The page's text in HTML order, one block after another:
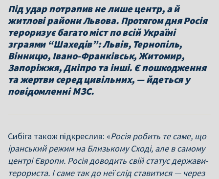
Під удар потрапив не лише центр, а й
житлові райони Львова. Протягом дня Росія
тероризує багато міст по всій Україні
зграями “Шахедів”: Львів, Тернопіль,
Вінницю, Івано-Франківськ, Житомир,
Запоріжжя, Дніпро та інші. Є пошкодження
та жертви серед цивільних, — йдеться у
повідомленні МЗС.
Сибіга також підкреслив: «Росія робить те саме, що
іранський режим на Близькому Сході, але в самому
центрі Європи. Росія доводить свій статус держави-
терориста. І саме так до неї слід ставитися — через